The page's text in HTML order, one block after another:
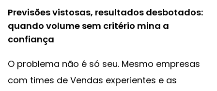
Previsões vistosas, resultados desbotados:
quando volume sem critério mina a
confiança
O problema não é só seu. Mesmo empresas
com times de Vendas experientes e as